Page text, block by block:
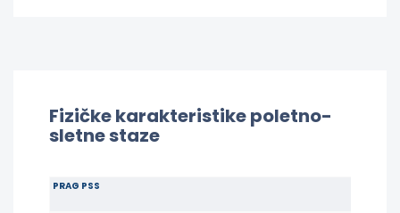
Fizičke karakteristike poletno-
sletne staze
PRAG PSS